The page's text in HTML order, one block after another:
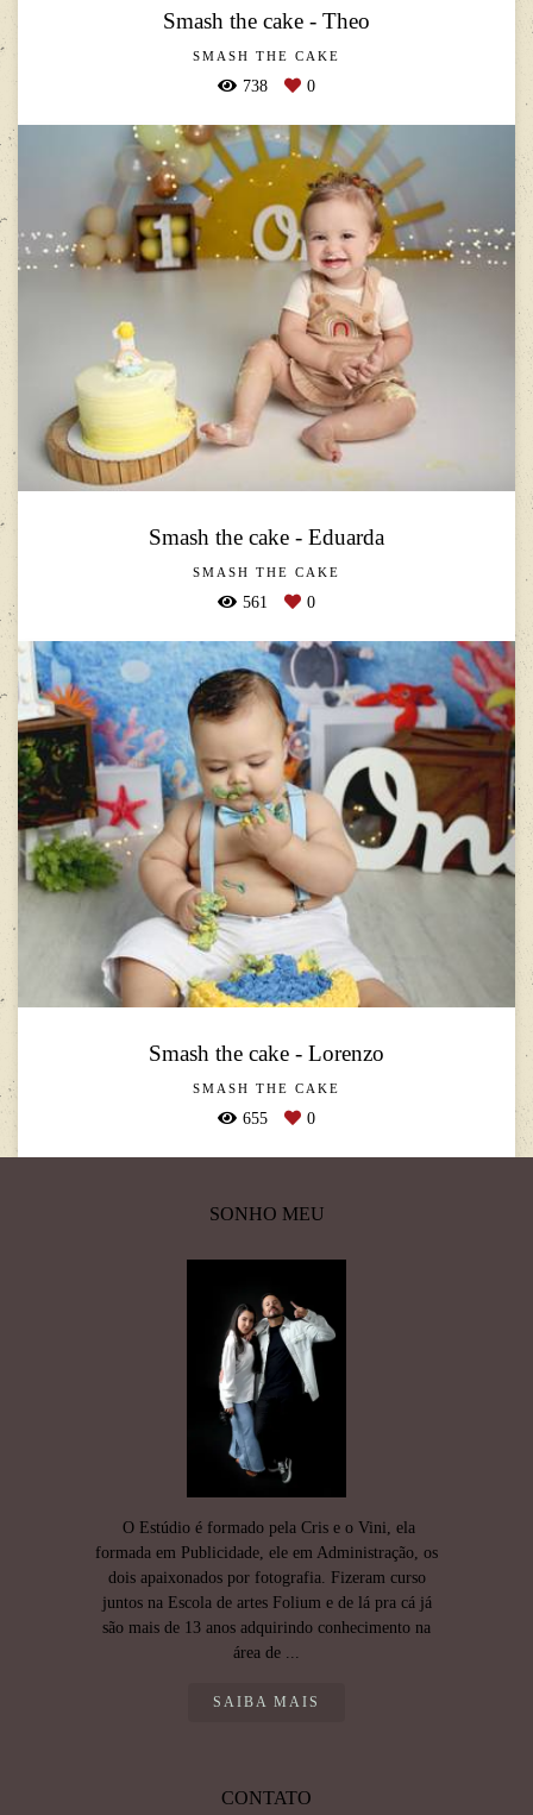
Smash the cake - Theo
SMASH THE CAKE
738 0
Smash the cake - Eduarda
SMASH THE CAKE
561 0
Smash the cake - Lorenzo
SMASH THE CAKE
655 0
SONHO MEU
O Estúdio é formado pela Cris e o Vini, ela
formada em Publicidade, ele em Administração, os
dois apaixonados por fotografia. Fizeram curso
juntos na Escola de artes Folium e de lá pra cá já
são mais de 13 anos adquirindo conhecimento na
área de ...
SAIBA MAIS
CONTATO